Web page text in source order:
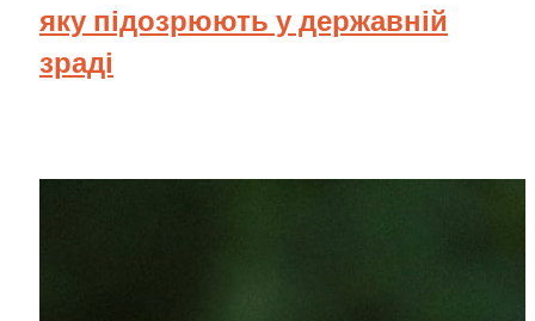
яку підозрюють у державній
зраді